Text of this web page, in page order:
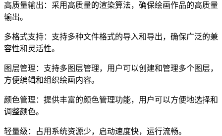
高质量输出：采用高质量的渲染算法，确保绘画作品的高质量
输出。
多格式支持：支持多种文件格式的导入和导出，确保广泛的兼
容性和灵活性。
图层管理：支持多图层管理，用户可以创建和管理多个图层，
方便编辑和组织绘画内容。
颜色管理：提供丰富的颜色管理功能，用户可以方便地选择和
调整颜色。
轻量级：占用系统资源少，启动速度快，运行流畅。